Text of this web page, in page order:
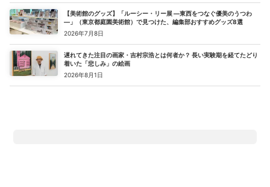
【美術館のグッズ】「ルーシー・リー展 ―東西をつなぐ優美のうつわ
―」（東京都庭園美術館）で見つけた、編集部おすすめグッズ8選
2026年7月8日
遅れてきた注目の画家・吉村宗浩とは何者か？ 長い実験期を経てたどり
着いた「悲しみ」の絵画
2026年8月1日